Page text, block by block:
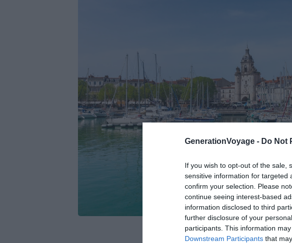
GenerationVoyage - Do Not
If you wish to opt-out of the sale,
sensitive information for targeted
confirm your selection. Please
continue seeing interest-based
information disclosed to third
further disclosure of your
participants. This information
Downstream Participants that